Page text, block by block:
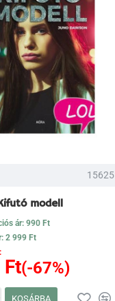
15625
modell
ár: 990 Ft
2 999 Ft
Ft(-67%)
KOSÁRBA